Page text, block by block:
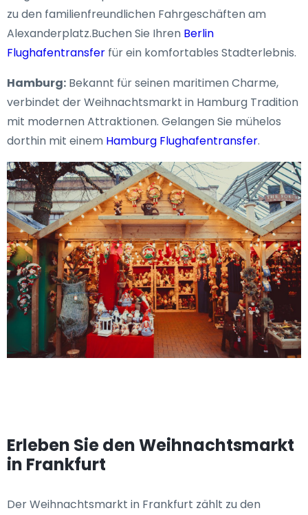
zu den familienfreundlichen Fahrgeschäften am
Alexanderplatz.Buchen Sie Ihren Berlin
Flughafentransfer für ein komfortables Stadterlebnis.
Hamburg: Bekannt für seinen maritimen Charme,
verbindet der Weihnachtsmarkt in Hamburg Tradition
mit modernen Attraktionen. Gelangen Sie mühelos
dorthin mit einem Hamburg Flughafentransfer.
Erleben Sie den Weihnachtsmarkt
in Frankfurt
Der Weihnachtsmarkt in Frankfurt zählt zu den